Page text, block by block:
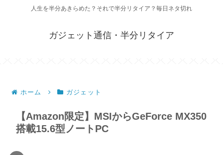
人生を半分あきらめた？それで半分リタイア？毎日ネタ切れ
ガジェット通信・半分リタイア
ホーム ガジェット
【Amazon限定】MSIからGeForce MX350
搭載15.6型ノートPC